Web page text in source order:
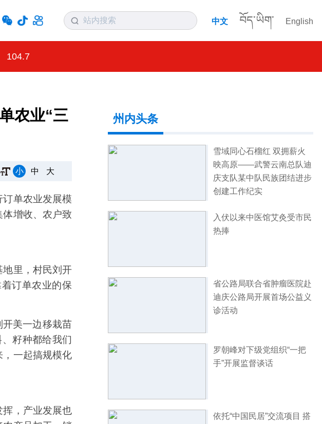
中文 བོད་ཡིག་ English
104.7
农业“三
小 中 大
单农业发展模
增收、农户致
里，村民刘开
订单农业的保
美一边移栽苗
籽种都给我们
一起搞规模化
，产业发展也
州内头条
雪域同心石榴红 双拥薪火
映高原——武警云南总队迪
庆支队某中队民族团结进步
创建工作纪实
入伏以来中医馆艾灸受市民
热捧
省公路局联合省肿瘤医院赴
迪庆公路局开展首场公益义
诊活动
罗朝峰对下级党组织“一把
手”开展监督谈话
依托“中国民居”交流项目 搭